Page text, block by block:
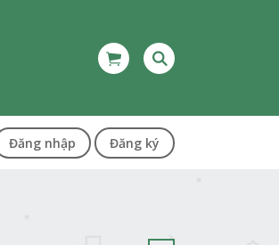
Đăng nhập Đăng ký